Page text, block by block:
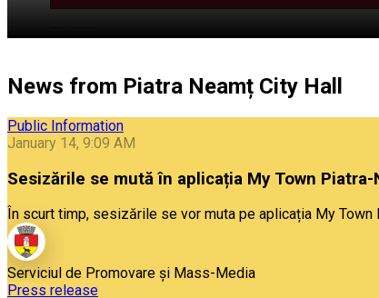
News from Piatra Neamț City Hall
Public Information
January 14, 9:09 AM
Sesizările se mută în aplicația My Town Piatra-
În scurt timp, sesizările se vor muta pe aplicația My
Serviciul de Promovare și Mass-Media
Press release